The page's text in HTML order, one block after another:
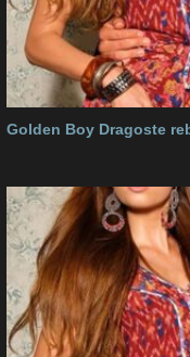
Golden Boy Dragoste